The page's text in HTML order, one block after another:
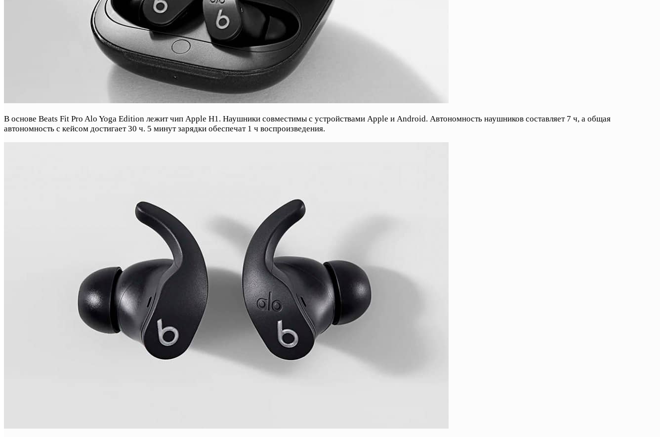
В основе Beats Fit Pro Alo Yoga Edition лежит чип Apple H1. Наушники совместимы с устройствами Apple и Android. Автономность наушников составляет 7 ч, а общая
автономность с кейсом достигает 30 ч. 5 минут зарядки обеспечат 1 ч воспроизведения.